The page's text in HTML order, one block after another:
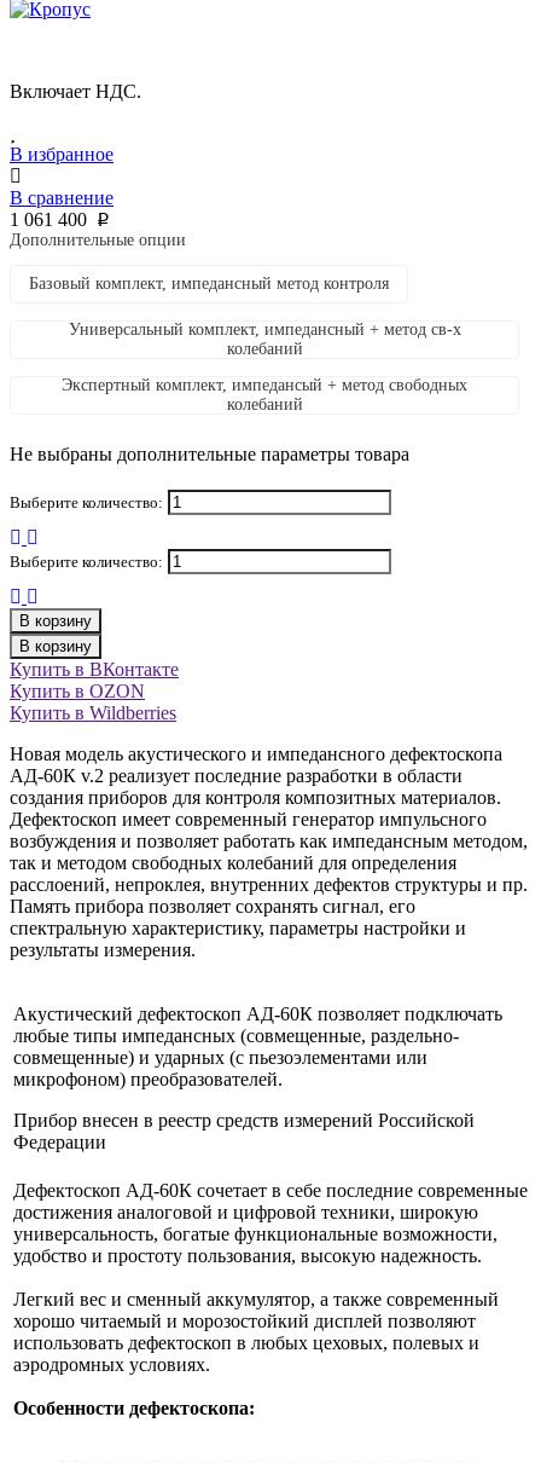
Включает НДС.
В избранное
В сравнение
1 061 400 p
Дополнительные опции
Базовый комплект, импедансный метод контроля
Универсальный комплект, импедансный + метод св-х
колебаний
Экспертный комплект, импедансый + метод свободных
колебаний
Не выбраны дополнительные параметры товара
Выберите количество:
Выберите количество:
В корзину
В корзину
Купить в ВКонтакте
Купить в OZON
Купить в Wildberries
Новая модель акустического и импедансного дефектоскопa
АД-60К v.2 реализует последние разработки в области
создания приборов для контроля композитных материалов.
Дефектоскоп имеет современный генератор импульсного
возбуждения и позволяет работать как импедансным методом,
так и методом свободных колебаний для определения
расслоений, непроклея, внутренних дефектов структуры и пр.
Память прибора позволяет сохранять сигнал, его
спектральную характеристику, параметры настройки и
результаты измерения.
Акустический дефектоскоп АД-60К позволяет подключать
любые типы импедансных (совмещенные, раздельно-
совмещенные) и ударных (с пьезоэлементами или
микрофоном) преобразователей.
Прибор внесен в реестр средств измерений Российской
Федерации
Дефектоскоп АД-60К сочетает в себе последние современные
достижения аналоговой и цифровой техники, широкую
универсальность, богатые функциональные возможности,
удобство и простоту пользования, высокую надежность.
Легкий вес и сменный аккумулятор, а также современный
хорошо читаемый и морозостойкий дисплей позволяют
использовать дефектоскоп в любых цеховых, полевых и
аэродромных условиях.
Особенности дефектоскопа: